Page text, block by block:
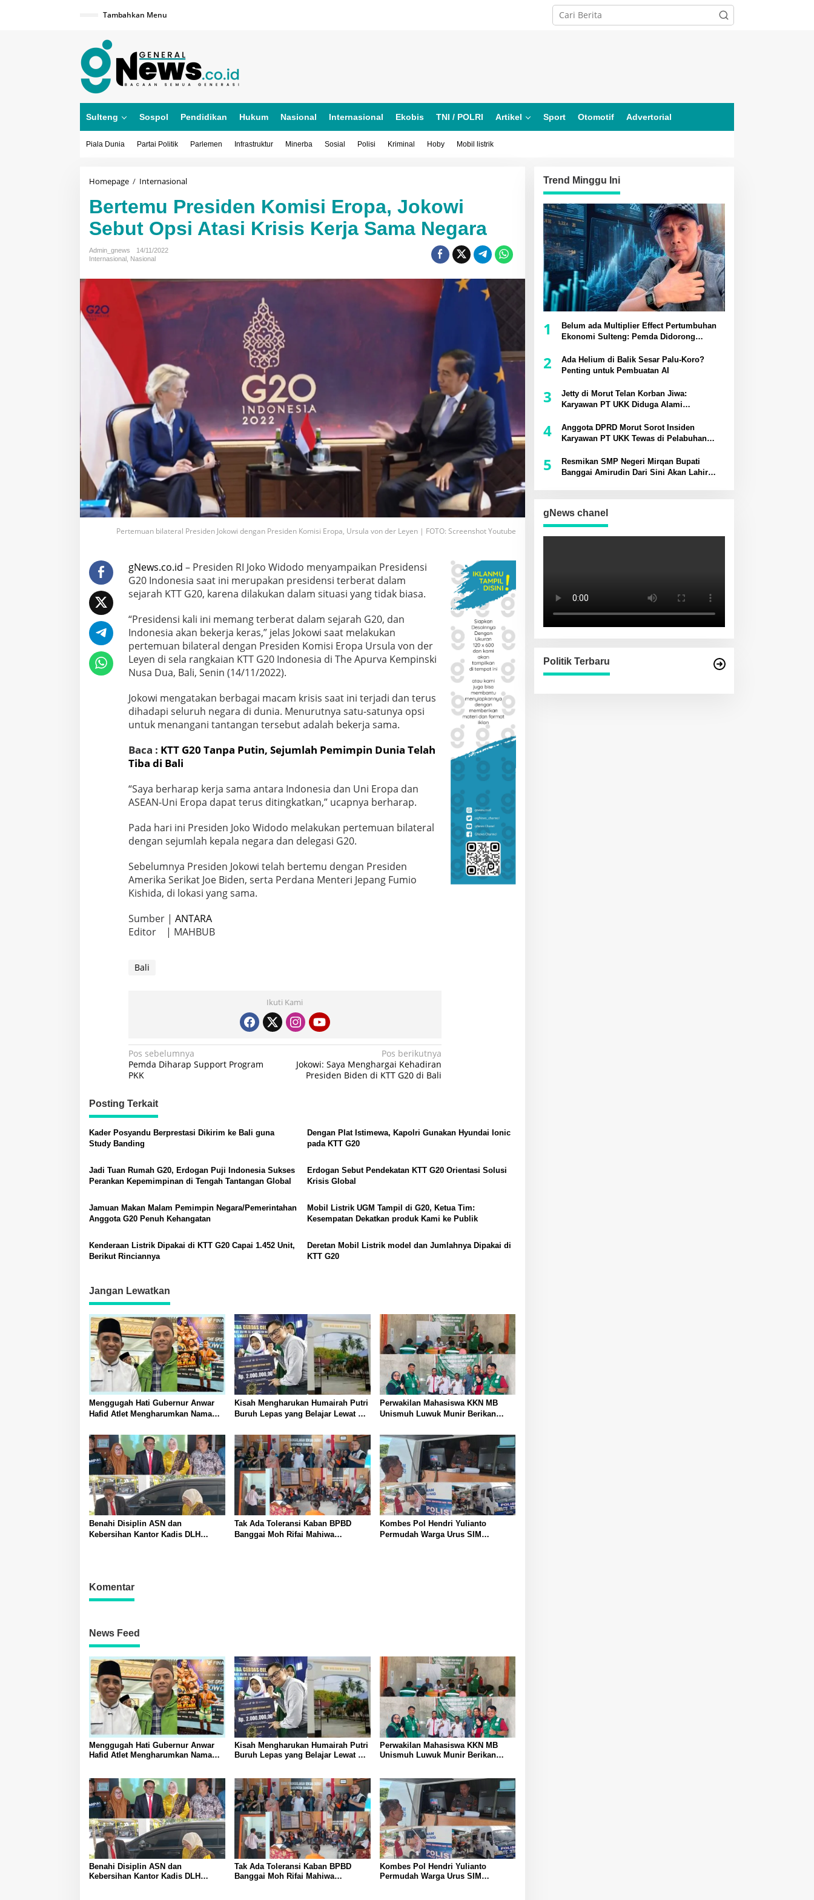
Tambahkan Menu
Sulteng Sospol Pendidikan Hukum Nasional Internasional Ekobis TNI / POLRI Artikel Sport Otomotif Advertorial
Piala Dunia Partai Politik Parlemen Infrastruktur Minerba Sosial Polisi Kriminal Hoby Mobil listrik
Homepage / InternasionalBertemu
Komisi
Eropa,
Jokowi
Sebut
Kerja
Sama
Negara
Bertemu Presiden Komisi Eropa, Jokowi
Sebut Opsi Atasi Krisis Kerja Sama Negara
Admin_gnews
14/11/2022
Internasional Nasional
Pertemuan bilateral Presiden Jokowi dengan Presiden Komisi Eropa, Ursula von der Leyen | FOTO: Screenshot Youtube
gNews.co.id – Presiden RI Joko Widodo menyampaikan Presidensi
G20 Indonesia saat ini merupakan presidensi terberat dalam
sejarah KTT G20, karena dilakukan dalam situasi yang tidak biasa.
“Presidensi kali ini memang terberat dalam sejarah G20, dan
Indonesia akan bekerja keras,” jelas Jokowi saat melakukan
pertemuan bilateral dengan Presiden Komisi Eropa Ursula von der
Leyen di sela rangkaian KTT G20 Indonesia di The Apurva Kempinski
Nusa Dua, Bali, Senin (14/11/2022).
Jokowi mengatakan berbagai macam krisis saat ini terjadi dan terus
dihadapi seluruh negara di dunia. Menurutnya satu-satunya opsi
untuk menangani tantangan tersebut adalah bekerja sama.
Baca : KTT G20 Tanpa Putin, Sejumlah Pemimpin Dunia Telah
Tiba di Bali
“Saya berharap kerja sama antara Indonesia dan Uni Eropa dan
ASEAN-Uni Eropa dapat terus ditingkatkan,” ucapnya berharap.
Pada hari ini Presiden Joko Widodo melakukan pertemuan bilateral
dengan sejumlah kepala negara dan delegasi G20.
Sebelumnya Presiden Jokowi telah bertemu dengan Presiden
Amerika Serikat Joe Biden, serta Perdana Menteri Jepang Fumio
Kishida, di lokasi yang sama.
Sumber | ANTARA
Editor | MAHBUB
Bali
Ikuti Kami
Navigasi
pos
Pos sebelumnya
Pemda Diharap Support Program
PKK
Pos berikutnya
Jokowi: Saya Menghargai Kehadiran
Presiden Biden di KTT G20 di Bali
Posting Terkait
Kader Posyandu Berprestasi Dikirim ke Bali guna
Study Banding
Dengan Plat Istimewa, Kapolri Gunakan Hyundai Ionic
pada KTT G20
Jadi Tuan Rumah G20, Erdogan Puji Indonesia Sukses
Perankan Kepemimpinan di Tengah Tantangan Global
Erdogan Sebut Pendekatan KTT G20 Orientasi Solusi
Krisis Global
Jamuan Makan Malam Pemimpin Negara/Pemerintahan
Anggota G20 Penuh Kehangatan
Mobil Listrik UGM Tampil di G20, Ketua Tim:
Kesempatan Dekatkan produk Kami ke Publik
Kenderaan Listrik Dipakai di KTT G20 Capai 1.452 Unit,
Berikut Rinciannya
Deretan Mobil Listrik model dan Jumlahnya Dipakai di
KTT G20
Jangan Lewatkan
Menggugah Hati Gubernur Anwar
Hafid Atlet Mengharumkan Nama
Berjuang Sendirian Perhatian Pada
Fitra Atlet Binaraga Banggai
Kisah Mengharukan Humairah Putri
Buruh Lepas yang Belajar Lewat HP
Bahasa Inggris
Perwakilan Mahasiswa KKN MB
Unismuh Luwuk Munir Berikan
Tingkatkan Kesadaran Hukum
Masyarakat
Benahi Disiplin ASN dan
Kebersihan Kantor Kadis DLH
Tak Ada Toleransi Kaban BPBD
Banggai Moh Rifai Mahiwa
Kombes Pol Hendri Yulianto
Permudah Warga Urus SIM
Komentar
News Feed
Menggugah Hati Gubernur Anwar
Hafid Atlet Mengharumkan Nama
Fitra Atlet Binaraga Banggai
Kisah Mengharukan Humairah Putri
Buruh Lepas yang Belajar Lewat HP
Perwakilan Mahasiswa KKN MB
Unismuh Luwuk Munir Berikan
Masyarakat
Benahi Disiplin ASN dan
Kebersihan Kantor Kadis DLH
Tak Ada Toleransi Kaban BPBD
Banggai Moh Rifai Mahiwa
Kombes Pol Hendri Yulianto
Permudah Warga Urus SIM
Trend Minggu Ini
1
Belum ada Multiplier Effect Pertumbuhan
Ekonomi Sulteng: Pemda Didorong
2
Ada Helium di Balik Sesar Palu-Koro?
Penting untuk Pembuatan AI
3
Jetty di Morut Telan Korban Jiwa:
Karyawan PT UKK Diduga Alami
4
Anggota DPRD Morut Sorot Insiden
Karyawan PT UKK Tewas di Pelabuhan
5
Resmikan SMP Negeri Mirqan Bupati
Banggai Amirudin Dari Sini Akan Lahir
gNews chanel
Politik Terbaru